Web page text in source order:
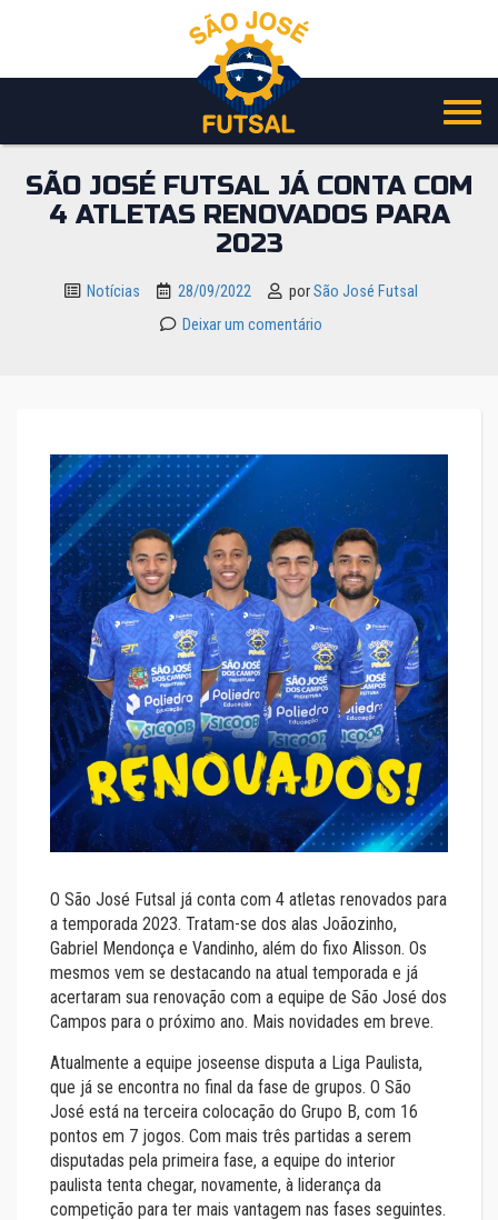
o
SÃO JOSÉ FUTSAL JÁ CONTA COM
4 ATLETAS RENOVADOS PARA
2023
Notícias 28/09/2022 porSão José Futsal
Deixar um comentário
O São José Futsal já conta com 4 atletas renovados para
a temporada 2023. Tratam-se dos alas Joãozinho,
Gabriel Mendonça e Vandinho, além do fixo Alisson. Os
mesmos vem se destacando na atual temporada e já
acertaram sua renovação com a equipe de São José dos
Campos para o próximo ano. Mais novidades em breve.
Atualmente a equipe joseense disputa a Liga Paulista,
que já se encontra no final da fase de grupos. O São
José está na terceira colocação do Grupo B, com 16
pontos em 7 jogos. Com mais três partidas a serem
disputadas pela primeira fase, a equipe do interior
paulista tenta chegar, novamente, à liderança da
competição para ter mais vantagem nas fases seguintes.